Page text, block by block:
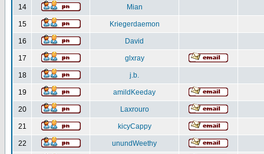
14 Mian
15 Kriegerdaemon
16 David
17 glxray
18 j.b.
19 amildKeeday
20 Laxrouro
21 kicyCappy
22 unundWeethy